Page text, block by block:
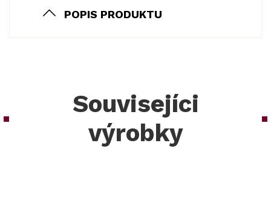
POPIS PRODUKTU
Souvisejíci
výrobky